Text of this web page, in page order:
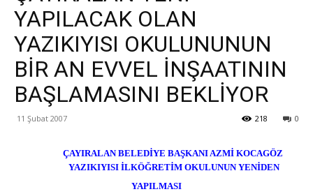
YAPILACAK OLAN
YAZIKIYISI OKULUNUNUN
BİR AN EVVEL İNŞAATININ
BAŞLAMASINI BEKLİYOR
11 Şubat 2007 0
218
ÇAYIRALAN BELEDİYE BAŞKANI AZMİ KOCAGÖZ
YAZIKIYISI İLKÖĞRETİM OKULUNUN YENİDEN
YAPILMASI